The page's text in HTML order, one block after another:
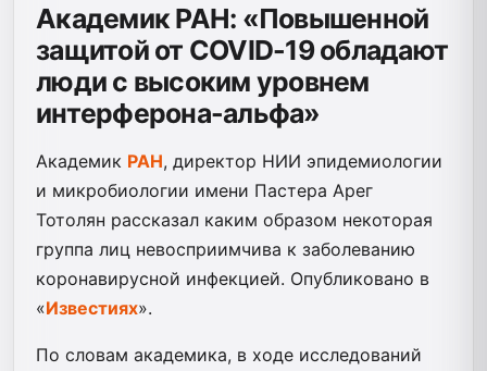
Академик РАН: «Повышенной
защитой от COVID-19 обладают
люди с высоким уровнем
интерферона-альфа»
Академик РАН, директор НИИ эпидемиологии
и микробиологии имени Пастера Арег
Тотолян рассказал каким образом некоторая
группа лиц невосприимчива к заболеванию
коронавирусной инфекцией. Опубликовано в
«Известиях».
По словам академика, в ходе исследований